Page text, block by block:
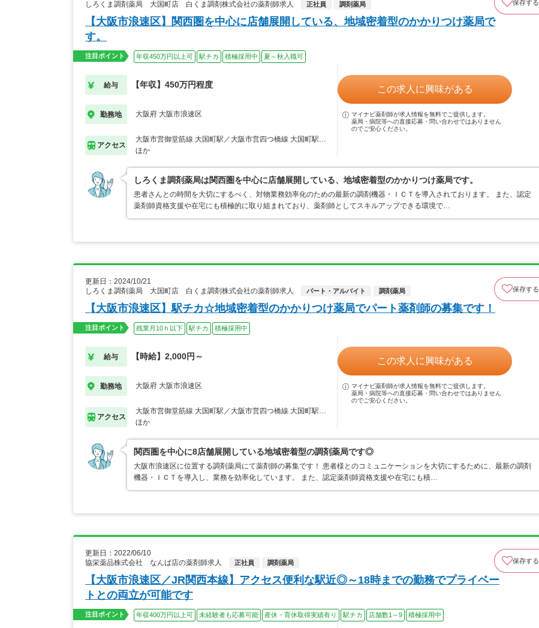
しろくま調剤薬局 大国町店 白くま調剤株式会社の薬剤師求人
正社員 調剤薬局 保存する
【大阪市浪速区】関西圏を中心に店舗展開している、地域密着型のかかりつけ薬局で
す。
注目ポイント 年収450万円以上可 駅チカ 積極採用中 夏～秋入職可
給与 【年収】450万円程度
勤務地 大阪府 大阪市浪速区
アクセス
大阪市営御堂筋線 大国町駅／大阪市営四つ橋線 大国町駅…
ほか
この求人に興味がある
マイナビ薬剤師が求人情報を無料でご提供します。
薬局・病院等への直接応募・問い合わせではありません
のでご安心ください。
しろくま調剤薬局は関西圏を中心に店舗展開している、地域密着型のかかりつけ薬局です。
患者さんとの時間を大切にするべく、対物業務効率化のための最新の調剤機器・ＩＣＴを導入されております。 また、認定
薬剤師資格支援や在宅にも積極的に取り組まれており、薬剤師としてスキルアップできる環境で…
更新日：2024/10/21
しろくま調剤薬局 大国町店 白くま調剤株式会社の薬剤師求人
パート・アルバイト 調剤薬局 保存する
【大阪市浪速区】駅チカ☆地域密着型のかかりつけ薬局でパート薬剤師の募集です！
注目ポイント 残業月10ｈ以下 駅チカ 積極採用中
給与 【時給】2,000円～
勤務地 大阪府 大阪市浪速区
アクセス
大阪市営御堂筋線 大国町駅／大阪市営四つ橋線 大国町駅…
ほか
この求人に興味がある
マイナビ薬剤師が求人情報を無料でご提供します。
薬局・病院等への直接応募・問い合わせではありません
のでご安心ください。
関西圏を中心に8店舗展開している地域密着型の調剤薬局です◎
大阪市浪速区に位置する調剤薬局にて薬剤師の募集です！ 患者様とのコミュニケーションを大切にするために、最新の調剤
機器・ＩＣＴを導入し、業務を効率化しています。 また、認定薬剤師資格支援や在宅にも積…
更新日：2022/06/10
協栄薬品株式会社 なんば店の薬剤師求人
正社員 調剤薬局 保存する
【大阪市浪速区／JR関西本線】アクセス便利な駅近◎～18時までの勤務でプライベー
トとの両立が可能です
注目ポイント 年収400万円以上可 未経験者も応募可能 産休・育休取得実績有り 駅チカ 店舗数1～9 積極採用中